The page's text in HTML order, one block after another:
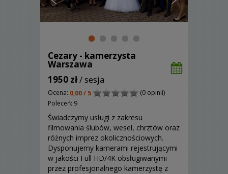
Cezary - kamerzysta
Warszawa
1950 zł/ sesja
Ocena: 0,00 / 5
(0 opinii)
Poleceń: 9
Świadczymy usługi z zakresu
filmowania ślubów, wesel, chrztów oraz
różnych imprez okolicznościowych.
Dysponujemy kamerami rejestrującymi
w jakości Full HD/4K obsługiwanymi
przez profesjonalnego kamerzystę z